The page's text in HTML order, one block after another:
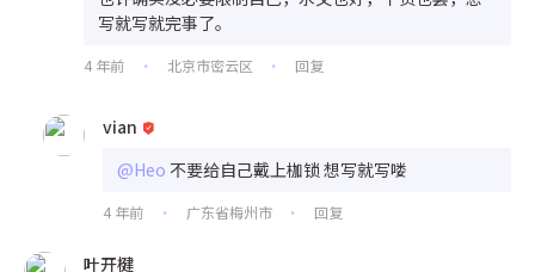
写就写就完事了。
4 年前 • 北京市密云区 • 回复
vian
@Heo 不要给自己戴上枷锁 想写就写喽
4 年前 • 广东省梅州市 • 回复
叶开楗